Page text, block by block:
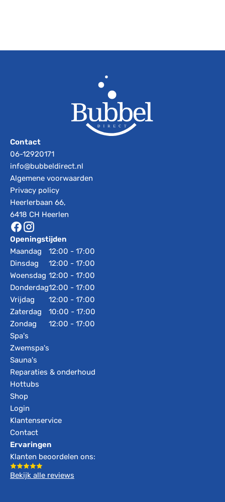
Contact
06-12920171
info@bubbeldirect.nl
Algemene voorwaarden
Privacy policy
Heerlerbaan 66,
6418 CH Heerlen
Openingstijden
Maandag
Dinsdag
Woensdag
Donderdag
Vrijdag
Zaterdag
Zondag
12:00 - 17:00
12:00 - 17:00
12:00 - 17:00
12:00 - 17:00
12:00 - 17:00
10:00 - 17:00
12:00 - 17:00
Spa's
Zwemspa's
Sauna's
Reparaties & onderhoud
Hottubs
Shop
Login
Klantenservice
Contact
Ervaringen
Klanten beoordelen ons:
Bekijk alle reviews